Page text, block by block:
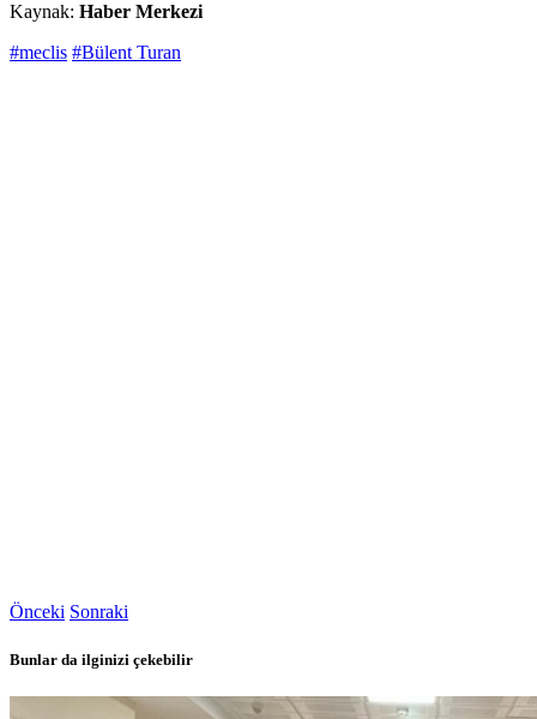
Kaynak: Haber Merkezi
#meclis #Bülent Turan
Önceki Sonraki
Bunlar da ilginizi çekebilir